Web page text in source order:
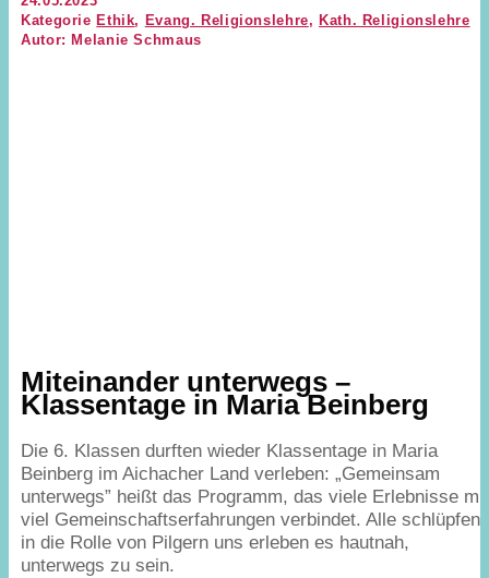
Kategorie Ethik, Evang. Religionslehre, Kath. Religionslehre
Autor: Melanie Schmaus
Miteinander unterwegs –
Klassentage in Maria Beinberg
Die 6. Klassen durften wieder Klassentage in Maria
Beinberg im Aichacher Land verleben:„Gemeinsam
unterwegs” heißt das Programm, das viele Erlebnisse mit
viel Gemeinschaftserfahrungen verbindet. Alle schlüpfen
in die Rolle von Pilgern uns erleben es hautnah,
unterwegs zu sein.